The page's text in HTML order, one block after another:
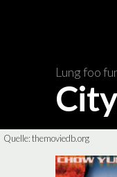
Lung foo
Quelle:themoviedb.org